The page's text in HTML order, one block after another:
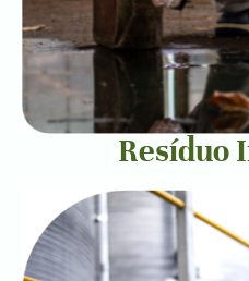
Resíduo